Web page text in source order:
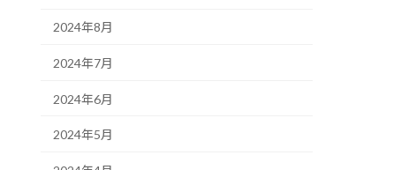
2024年8月
2024年7月
2024年6月
2024年5月